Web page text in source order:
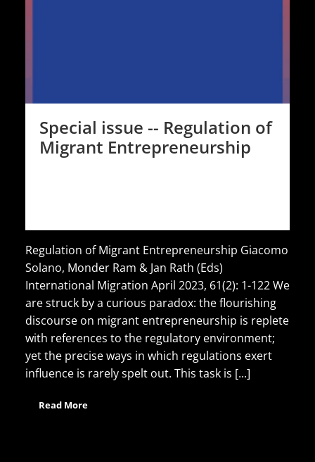
Special issue -- Regulation of
Migrant Entrepreneurship
Regulation of Migrant Entrepreneurship Giacomo
Solano, Monder Ram & Jan Rath (Eds)
International Migration April 2023, 61(2): 1-122 We
are struck by a curious paradox: the flourishing
discourse on migrant entrepreneurship is replete
with references to the regulatory environment;
yet the precise ways in which regulations exert
influence is rarely spelt out. This task is [...]
Read More